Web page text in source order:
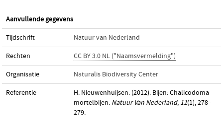
Aanvullende gegevens
Tijdschrift Natuur van Nederland
Rechten CC BY 3.0 NL ("Naamsvermelding")
Organisatie Naturalis Biodiversity Center
Referentie
H. Nieuwenhuijsen. (2012). Bijen: Chalicodoma
mortelbijen. Natuur Van Nederland, 11(1), 278–
279.